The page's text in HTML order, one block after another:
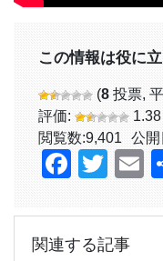
この情報は役に
(8 投票,
評価:
1.38
閲覧数:9,401 公開
関連する記事